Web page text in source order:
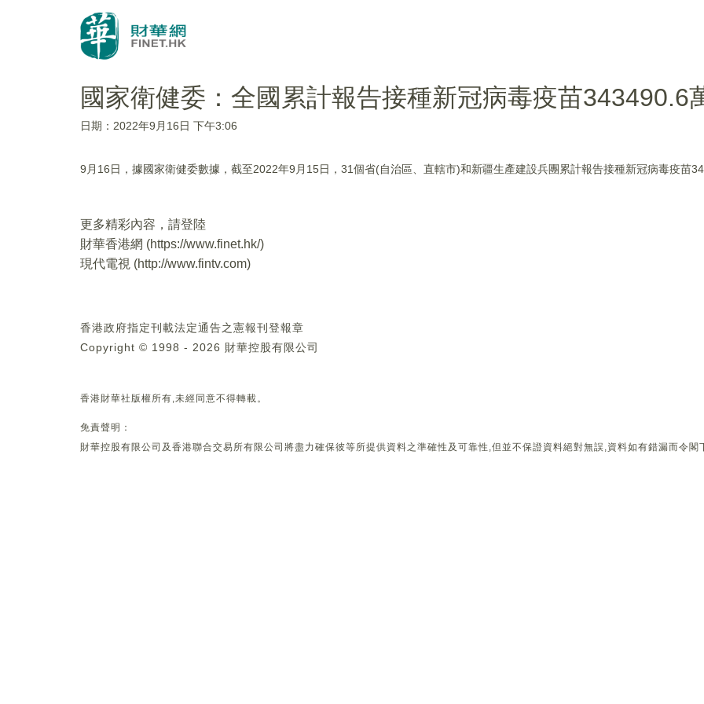
國家衛健委：全國累計報告接種新冠病毒疫苗343490.6
日期：2022年9月16日 下午3:06
9月16日，據國家衛健委數據，截至2022年9月15日，31個省(自治區、直轄市)和新疆生產建設兵團累計報告接種新冠病毒疫苗
更多精彩內容，請登陸
財華香港網 (https://www.finet.hk/)
現代電視 (http://www.fintv.com)
香港政府指定刊載法定通告之憲報刊登報章
Copyright © 1998 - 2026 財華控股有限公司
香港財華社版權所有,未經同意不得轉載。
免責聲明：
財華控股有限公司及香港聯合交易所有限公司將盡力確保彼等所提供資料之準確性及可靠性,但並不保證資料絕對無誤,資料如有錯漏而令閣